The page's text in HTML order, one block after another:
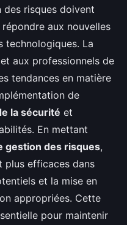
des risques doivent
aux nouvelles
technologiques. La
aux professionnels de
tendances en matière
de
la sécurité et
En mettant
gestion des risques,
plus efficaces dans
et la mise en
appropriées. Cette
pour maintenir